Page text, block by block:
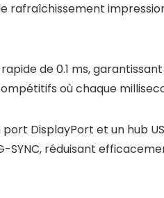
rafraîchissement
de 0.1 ms,
où chaque
DisplayPort et un hub
réduisant